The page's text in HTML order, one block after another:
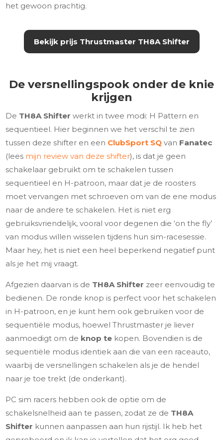
het gewoon prachtig.
Bekijk prijs Thrustmaster TH8A Shifter
De versnellingspook onder de knie
krijgen
De TH8A Shifterwerkt in twee modi: H Pattern en
sequentieel. Hier beginnen we het verschil te zien
tussen deze shifter en een ClubSport SQ van Fanatec
(lees mijn review van deze shifter), is dat je geen
schakelaar gebruikt om te schakelen tussen
sequentieel en H-patroon, maar dat je de roosters
moet vervangen met schroeven om van de ene modus
naar de andere te schakelen. Het is niet erg
gebruiksvriendelijk, vooral voor degenen die ‘on the fly’
van modus willen wisselen tijdens hun sim-racesessie.
Maar hey, het is niet een heel beperkend negatief punt
als je het mij vraagt.
Afgezien daarvan is de TH8A Shifter zeer eenvoudig te
bedienen. De ronde knop is perfect voor het schakelen
in H-patroon, en je kunt hem ook gebruiken voor de
sequentiële modus, hoewel Thrustmaster je liever
aanmoedigt om de knop te kopen. Bovendien is de
sequentiële modus identiek aan die van een raceauto,
waarbij de versnellingen schakelen als je de hendel
naar je toe trekt (de onderkant).
PC sim racers hebben ook de optie om de
schakelsnelheid aan te passen, zodat ze de TH8A
Shifter kunnen aanpassen aan hun rijstijl. Ik heb het